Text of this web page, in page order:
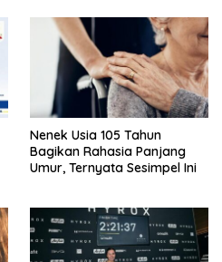
Nenek Usia 105 Tahun
Bagikan Rahasia Panjang
Umur, Ternyata Sesimpel Ini